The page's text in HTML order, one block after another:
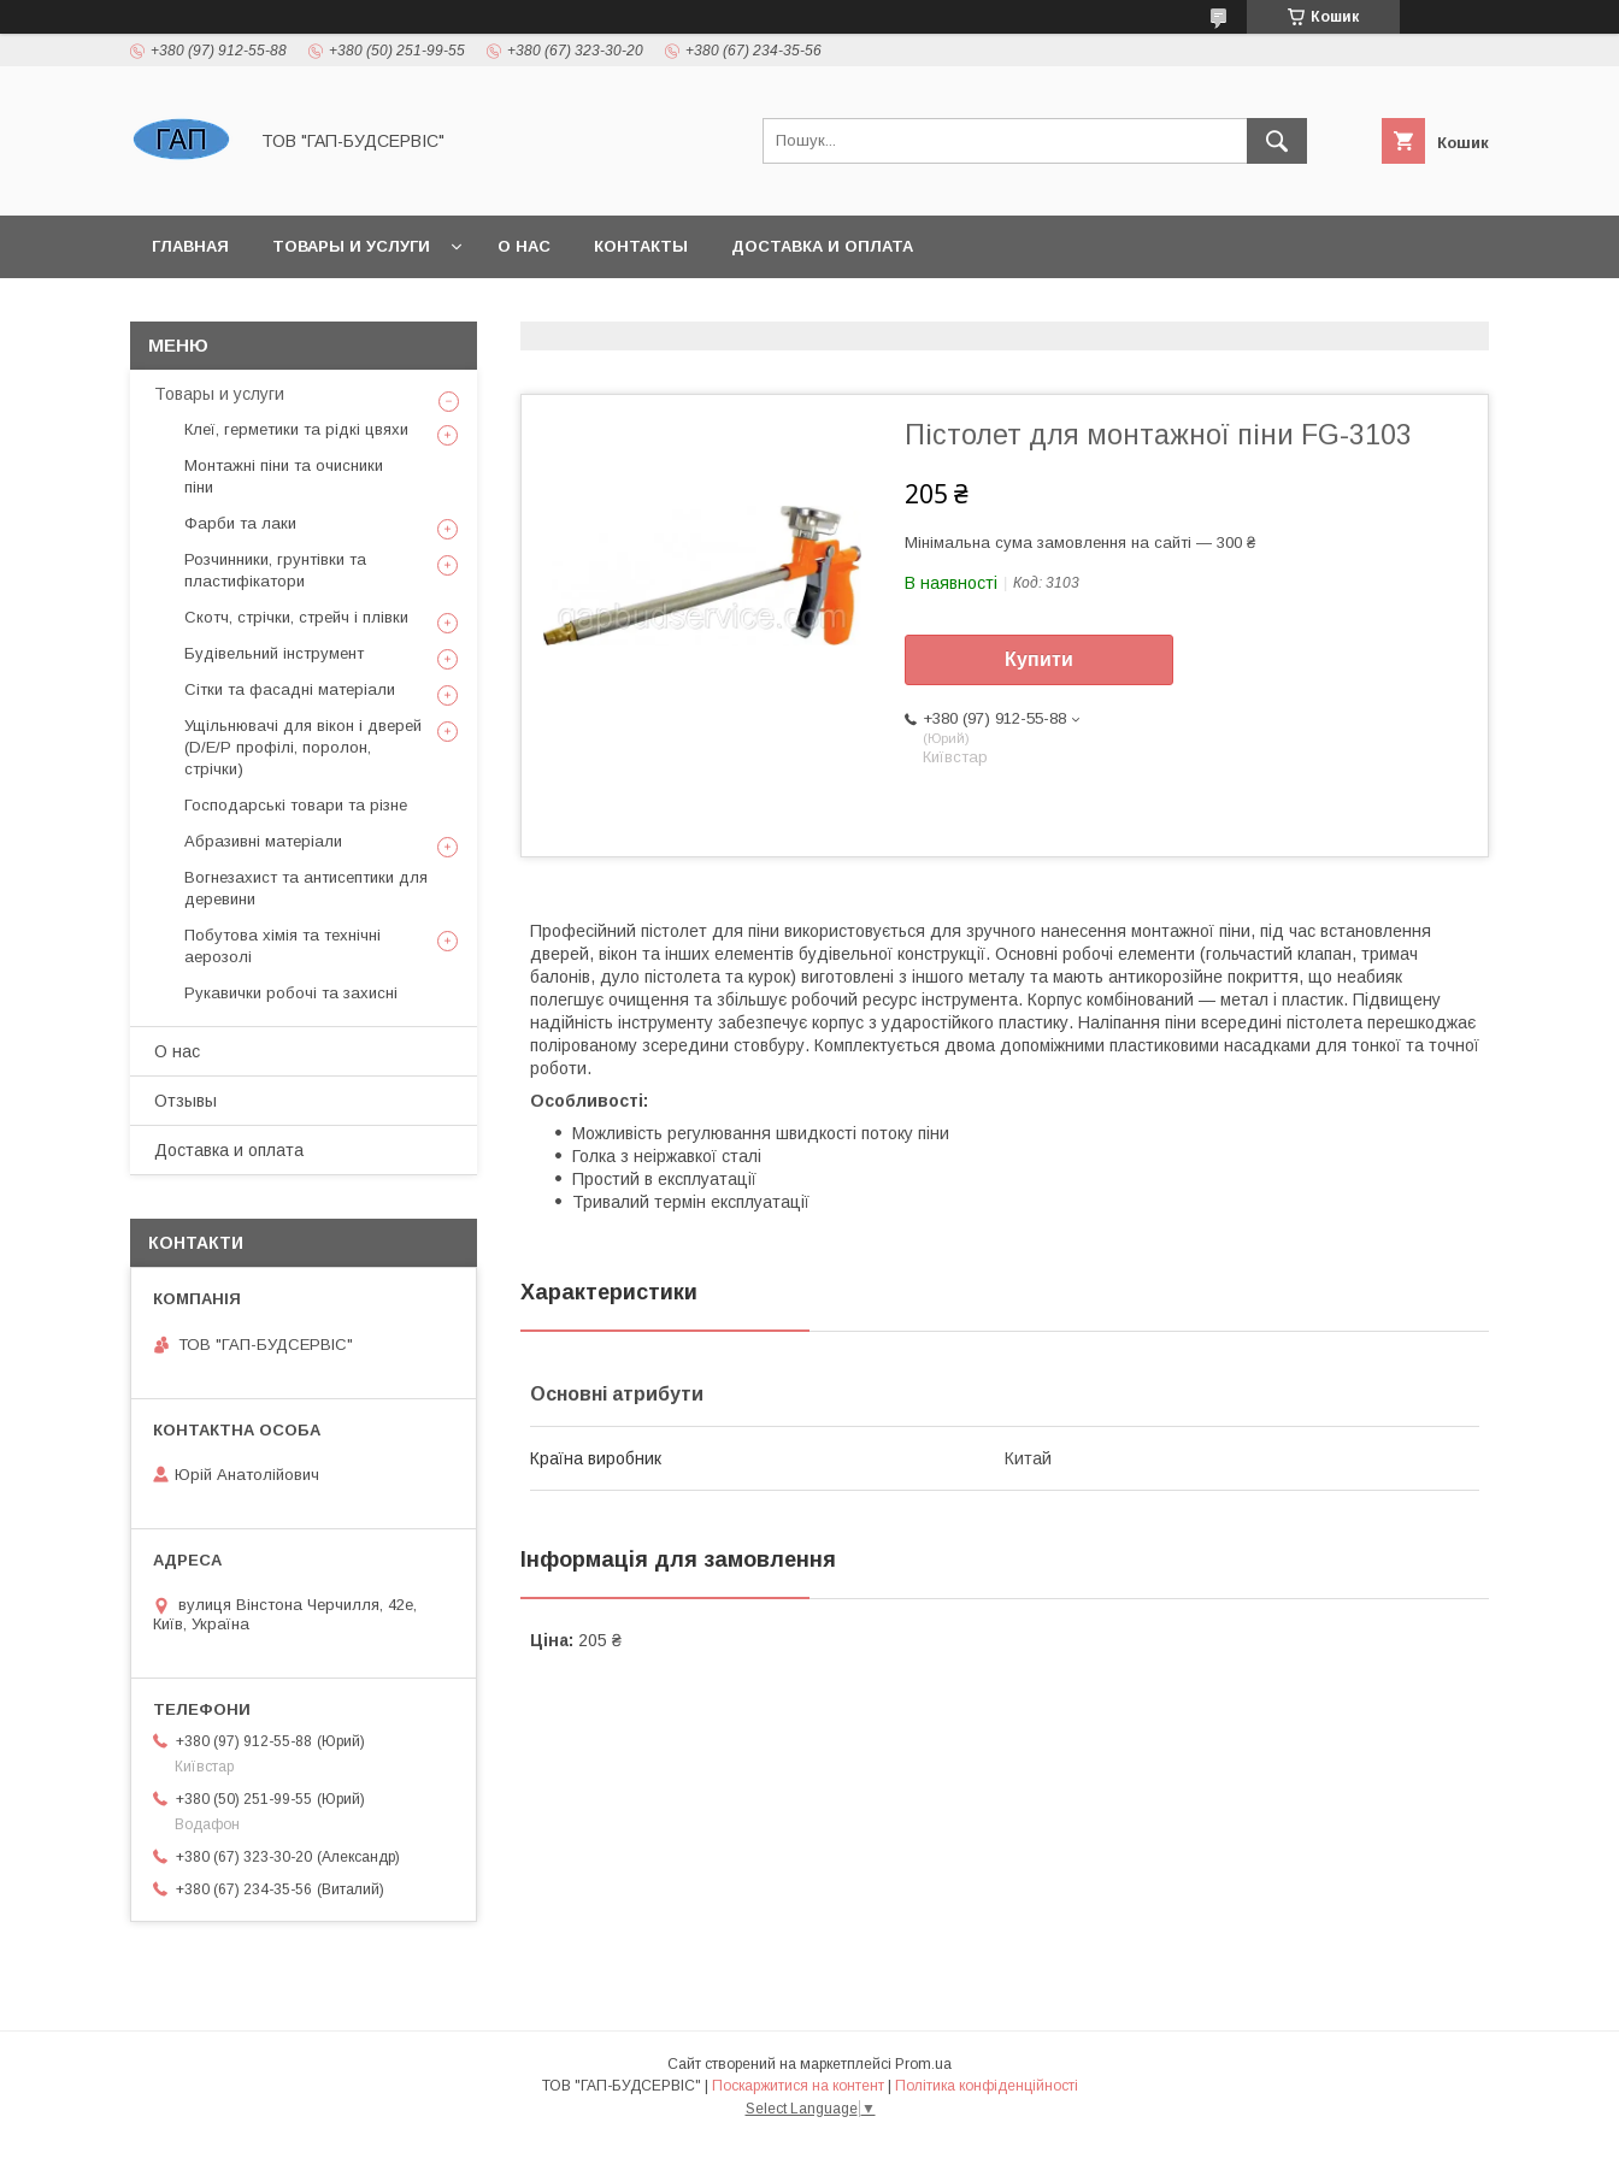
Кошик
+380 (97) 912-55-88 +380 (50) 251-99-55 +380 (67) 323-30-20 +380 (67) 234-35-56
ТОВ "ГАП-БУДСЕРВІС" Кошик
ГЛАВНАЯ ТОВАРЫ И УСЛУГИ О НАС КОНТАКТЫ ДОСТАВКА И ОПЛАТА
Пістолет для монтажної піни FG-3103
205 ₴
Мінімальна сума замовлення на сайті — 300 ₴
В наявності Код: 3103
Купити
+380 (97) 912-55-88
Юрий
Київстар
Професійний пістолет для піни використовується для зручного нанесення монтажної піни, під час встановлення
дверей, вікон та інших елементів будівельної конструкції. Основні робочі елементи (гольчастий клапан, тримач
балонів, дуло пістолета та курок) виготовлені з іншого металу та мають антикорозійне покриття, що неабияк
полегшує очищення та збільшує робочий ресурс інструмента. Корпус комбінований — метал і пластик. Підвищену
надійність інструменту забезпечує корпус з ударостійкого пластику. Наліпання піни всередині пістолета перешкоджає
полірованому зсередини стовбуру. Комплектується двома допоміжними пластиковими насадками для тонкої та точної
роботи.
Особливості:
Можливість регулювання швидкості потоку піни
Голка з неіржавкої сталі
Простий в експлуатації
Тривалий термін експлуатації
Характеристики
Основні атрибути
Країна виробник Китай
Інформація для замовлення
Ціна: 205 ₴
Товары и услуги
Клеї, герметики та рідкі цвяхи
Монтажні піни та очисники
піни
Фарби та лаки
Розчинники, грунтівки та
пластифікатори
Скотч, стрічки, стрейч і плівки
Будівельний інструмент
Сітки та фасадні матеріали
Ущільнювачі для вікон і дверей
(D/E/P профілі, поролон,
стрічки)
Господарські товари та різне
Абразивні матеріали
Вогнезахист та антисептики для
деревини
Побутова хімія та технічні
аерозолі
Рукавички робочі та захисні
О нас
Отзывы
Доставка и оплата
КОНТАКТИ
ТОВ "ГАП-БУДСЕРВІС"
Юрій Анатолійович
вулиця Вінстона Черчилля, 42е,
Київ, Україна
+380 (97) 912-55-88
Юрий
Київстар
+380 (50) 251-99-55
Юрий
Водафон
+380 (67) 323-30-20 Александр
+380 (67) 234-35-56
Виталий
Сайт створений на маркетплейсі Prom.ua
Поскаржитися на контент
Політика конфіденційності
Select Language ▼